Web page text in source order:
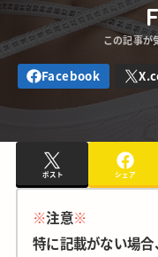
ポスト シェア
※注意※
特に記載がない場